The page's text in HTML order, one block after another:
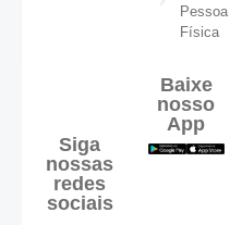
Pessoa
Física
Siga
nossas
redes
sociais
Baixe
nosso
App